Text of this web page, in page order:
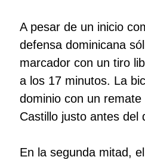
A pesar de un inicio
defensa dominicana
marcador con un tiro
a los 17 minutos. La
dominio con un
Castillo justo antes del
En la segunda mitad,